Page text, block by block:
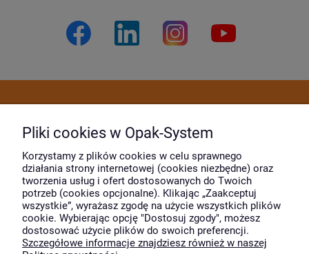
Moje konto
O firmie
Wyróżnili nas
Pliki cookies w Opak-System
Korzystamy z plików cookies w celu sprawnego
działania strony internetowej (cookies niezbędne) oraz
tworzenia usług i ofert dostosowanych do Twoich
potrzeb (cookies opcjonalne). Klikając „Zaakceptuj
wszystkie”, wyrażasz zgodę na użycie wszystkich plików
cookie. Wybierając opcję "Dostosuj zgody", możesz
dostosować użycie plików do swoich preferencji.
Szczegółowe informacje znajdziesz również w naszej